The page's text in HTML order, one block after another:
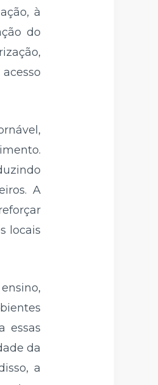
à
do
A
locais
essas
da
a